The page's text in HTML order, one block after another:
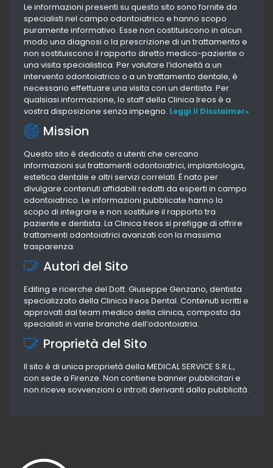
Le informazioni presenti su questo sito sono fornite da
specialisti nel campo odontoiatrico e hanno scopo
puramente informativo. Esse non costituiscono in alcun
modo una diagnosi o la prescrizione di un trattamento e
non sostituiscono il rapporto diretto medico-paziente o
una visita specialistica. Per valutare l’idoneità a un
intervento odontoiatrico o a un trattamento dentale, è
necessario effettuare una visita con un dentista. Per
qualsiasi informazione, lo staff della Clinica Ireos è a
vostra disposizione senza impegno. Leggi il Disclaimer»
Mission
Questo sito è dedicato a utenti che cercano
informazioni sui trattamenti odontoiatrici, implantologia,
estetica dentale e altri servizi correlati. È nato per
divulgare contenuti affidabili redatti da esperti in campo
odontoiatrico. Le informazioni pubblicate hanno lo
scopo di integrare e non sostituire il rapporto tra
paziente e dentista. La Clinica Ireos si prefigge di offrire
trattamenti odontoiatrici avanzati con la massima
trasparenza.
Autori del Sito
Editing e ricerche del Dott. Giuseppe Genzano, dentista
specializzato della Clinica Ireos Dental. Contenuti scritti e
approvati dal team medico della clinica, composto da
specialisti in varie branche dell’odontoiatria.
Proprietà del Sito
Il sito è di unica proprietà della MEDICAL SERVICE S.R.L.,
con sede a Firenze. Non contiene banner pubblicitari e
non riceve sovvenzioni o introiti derivanti dalla pubblicità.